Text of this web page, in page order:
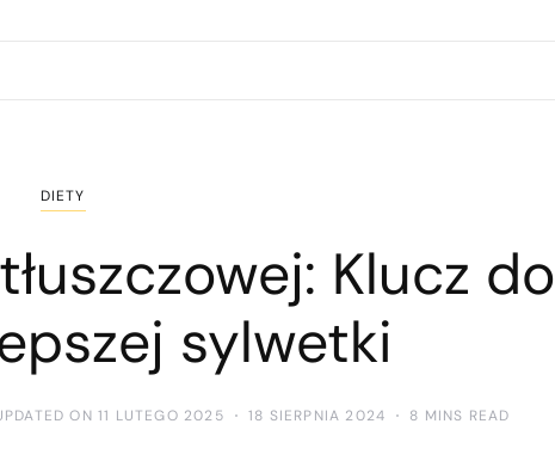
DIETY
Klucz do
sylwetki
ON 11 LUTEGO 2025 18 SIERPNIA 2024 8 MINS READ